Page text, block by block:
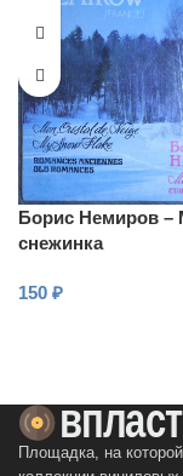
Борис Немиров –
снежинка
150 ₽
Площадка, на